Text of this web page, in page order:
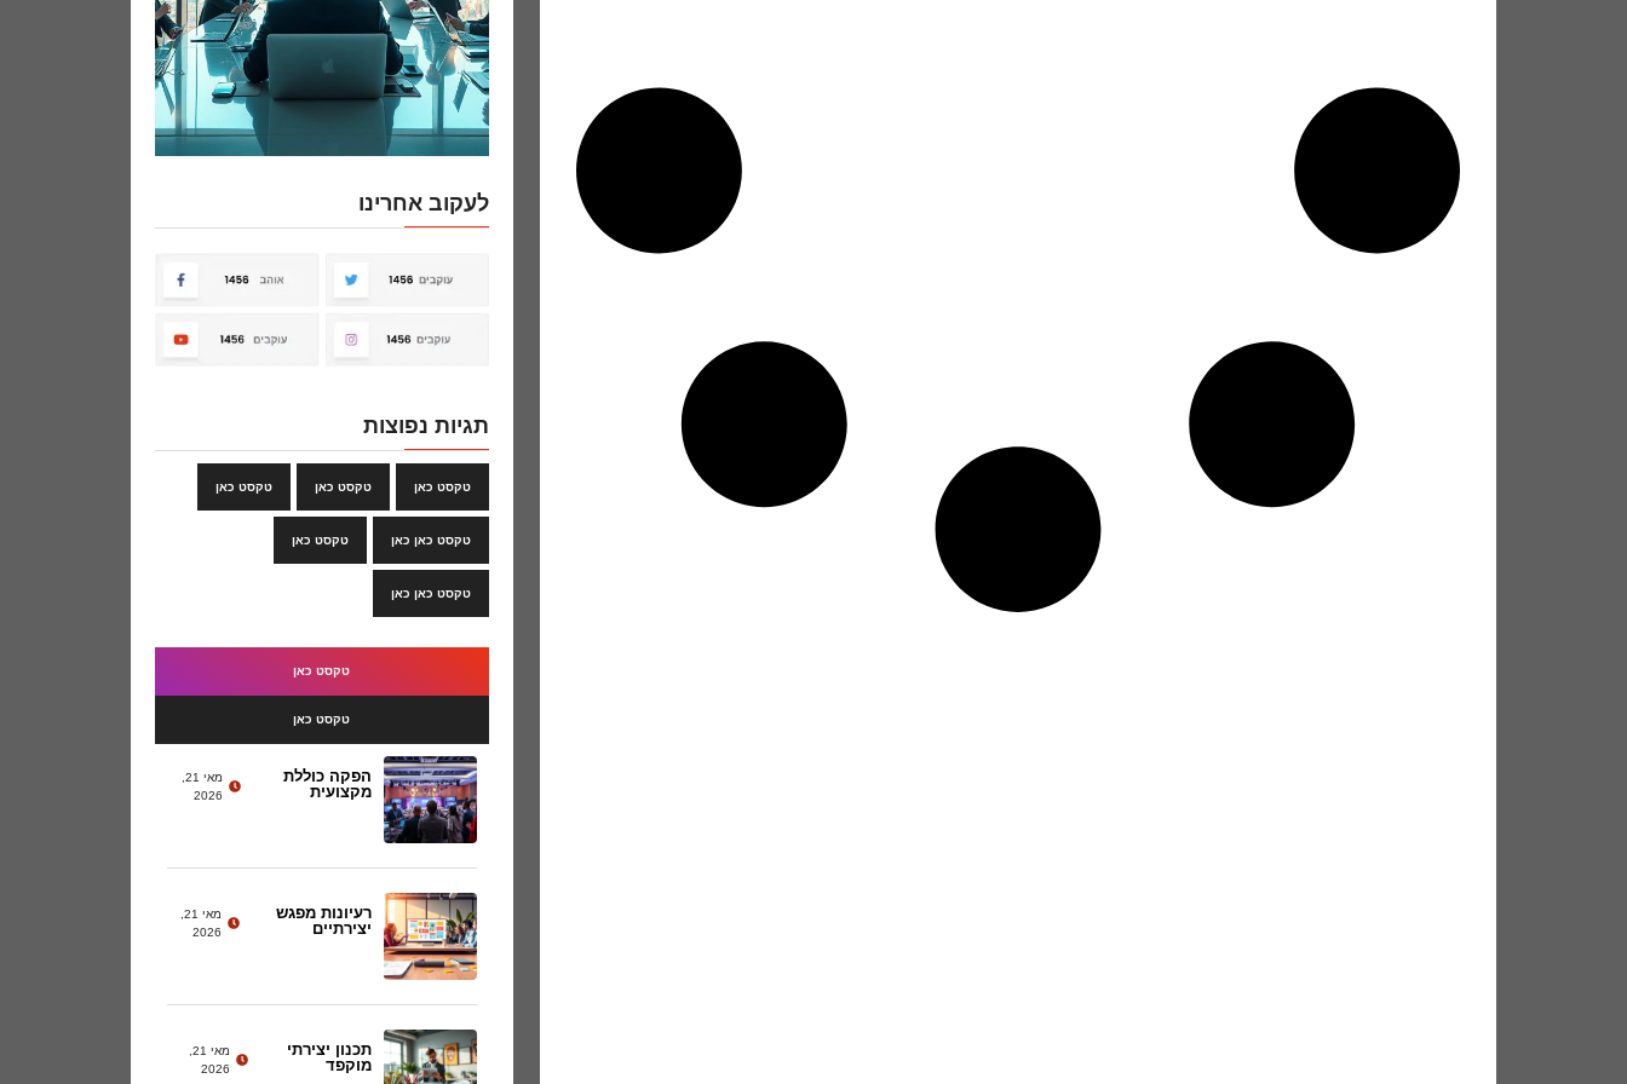
לעקוב אחרינו
תגיות נפוצות
טקסט כאן טקסט כאן טקסט כאן
טקסט כאן כאן טקסט כאן
טקסט כאן כאן
טקסט כאן
טקסט כאן
הפקה כוללת
מקצועית
מאי 21,
2026
רעיונות מפגש
יצירתיים
מאי 21,
2026
תכנון יצירתי
מוקפד
2026